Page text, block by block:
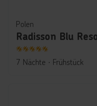
Polen
Radisson Blu
5
7 Nächte ∙ Frühstück